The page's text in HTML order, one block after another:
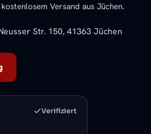
Versand aus Jüchen.
Str. 150, 41363 Jüchen
Verifiziert